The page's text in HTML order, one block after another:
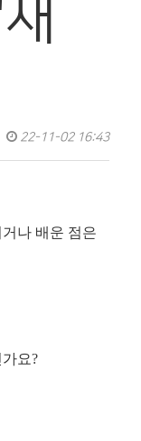
22-11-02 16:43
나 배운 점은
요?